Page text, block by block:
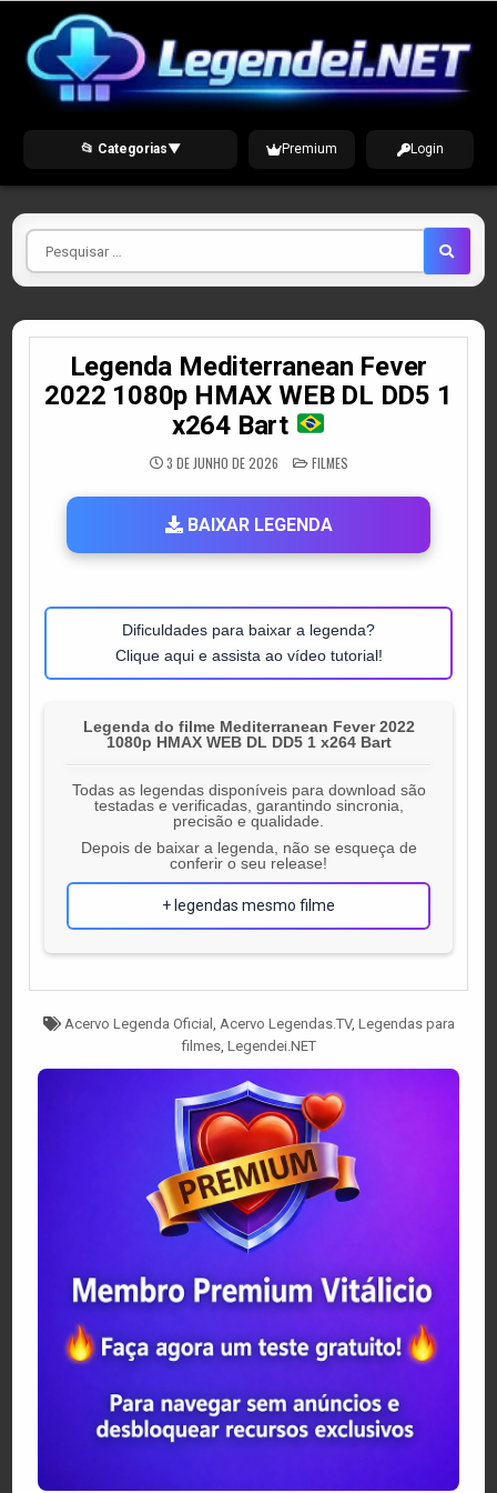
content
📂 Categorias▼ Premium Login
Pesquisar
por
Legenda Mediterranean Fever
2022 1080p HMAX WEB DL DD5 1
x264 Bart
3 DE JUNHO DE 2026 POSTED
IN
FILMES
BAIXAR LEGENDA
Dificuldades para baixar a legenda?
Clique aqui e assista ao vídeo tutorial!
Legenda do filme Mediterranean Fever 2022
1080p HMAX WEB DL DD5 1 x264 Bart
Todas as legendas disponíveis para download são
testadas e verificadas, garantindo sincronia,
precisão e qualidade.
Depois de baixar a legenda, não se esqueça de
conferir o seu release!
+ legendas mesmo filme
Tagged
Acervo Legenda Oficial , Acervo Legendas.TV, Legendas para
filmes, Legendei.NET